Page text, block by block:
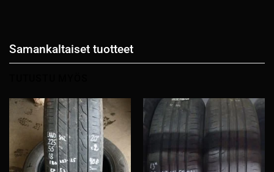
Samankaltaiset tuotteet